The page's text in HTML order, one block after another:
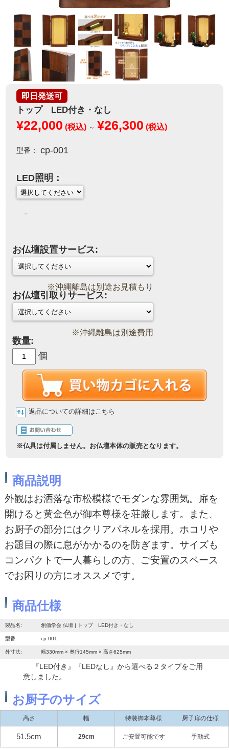
即日発送可
トップ LED付き・なし
¥22,000 (税込) ～ ¥26,300 (税込)
型番： cp-001
LED照明：
－
お仏壇設置サービス:
※沖縄離島は別途お見積もり
お仏壇引取りサービス:
※沖縄離島は別途費用
数量:
個
返品についての詳細はこちら
商品説明
外観はお洒落な市松模様でモダンな雰囲気。扉を
開けると黄金色が御本尊様を荘厳します。また、
お厨子の部分にはクリアパネルを採用。ホコリや
お題目の際に息がかかるのを防ぎます。サイズも
コンパクトで一人暮らしの方、ご安置のスペース
でお困りの方にオススメです。
商品仕様
製品名: 創価学会 仏壇 | トップ LED付き・なし
型番: cp-001
外寸法: 幅330mm × 奥行145mm × 高さ625mm
『LED付き』『LEDなし』から選べる２タイプをご用
意しました。
お厨子のサイズ
高さ 幅 特装御本尊様 厨子扉の仕様
51.5cm 29cm ご安置可能です 手動式